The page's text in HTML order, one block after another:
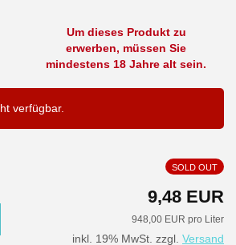
Um dieses Produkt zu
erwerben, müssen Sie
mindestens 18 Jahre alt sein.
verfügbar.
SOLD OUT
9,48 EUR
948,00 EUR pro Liter
inkl. 19% MwSt. zzgl. Versand